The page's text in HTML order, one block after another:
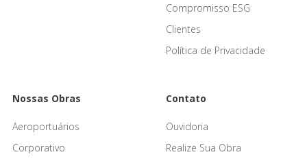
Compromisso ESG
Clientes
Política de Privacidade
Nossas Obras
Aeroportuários
Corporativo
Contato
Ouvidoria
Realize Sua Obra